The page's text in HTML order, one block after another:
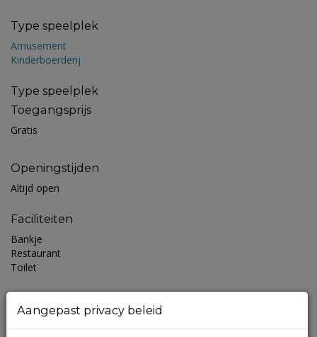
Type speelplek
Amusement
Kinderboerderij
Type speelplek
Toegangsprijs
Gratis
Openingstijden
Altijd open
Faciliteiten
Bankje
Restaurant
Toilet
0 - 5 jaar
Aangepast privacy beleid